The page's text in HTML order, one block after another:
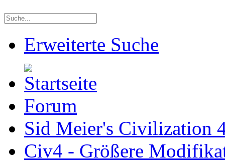
Erweiterte Suche
Forum
Sid Meier's Civilization
Civ4 - Größere